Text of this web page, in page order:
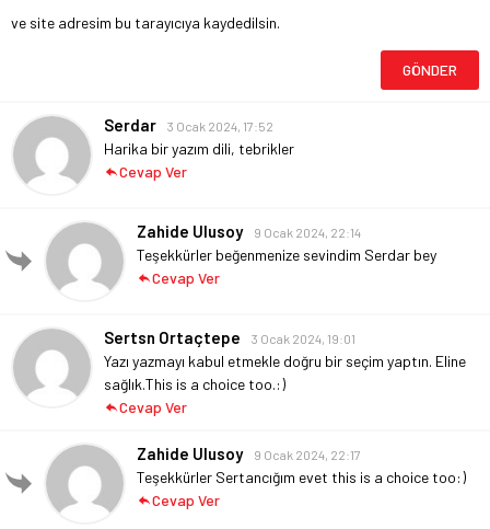
ve site adresim bu tarayıcıya kaydedilsin.
Serdar 3 Ocak 2024, 17:52
Harika bir yazım dili, tebrikler
Cevap Ver
Zahide Ulusoy 9 Ocak 2024, 22:14
Teşekkürler beğenmenize sevindim Serdar bey
Cevap Ver
Sertsn Ortaçtepe 3 Ocak 2024, 19:01
Yazı yazmayı kabul etmekle doğru bir seçim yaptın. Eline
sağlık.This is a choice too.:)
Cevap Ver
Zahide Ulusoy 9 Ocak 2024, 22:17
Teşekkürler Sertancığım evet this is a choice too:)
Cevap Ver